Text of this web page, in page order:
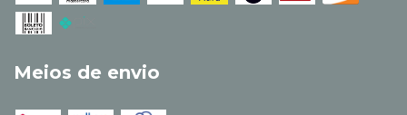
Meios de envio